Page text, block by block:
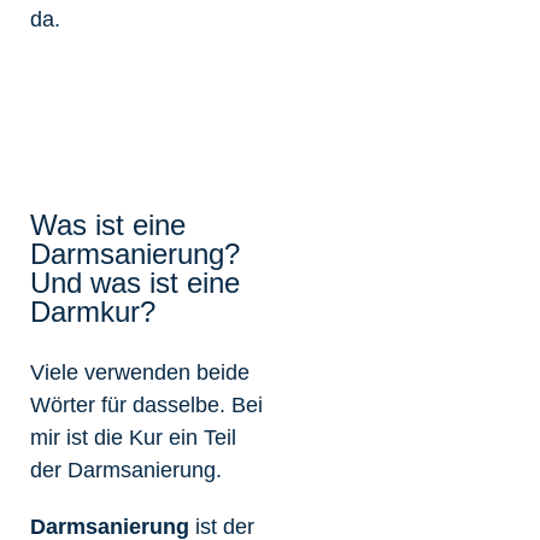
da.
Was ist eine
Darmsanierung?
Und was ist eine
Darmkur?
Viele verwenden beide
Wörter für dasselbe. Bei
mir ist die Kur ein Teil
der Darmsanierung.
Darmsanierung ist der